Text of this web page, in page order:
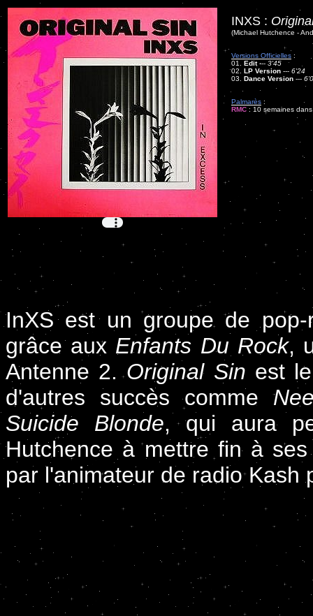
INXS :
(Michael Hutchence -
Versions Officielles :
01. Edit--- 3'45
02. LP Version --- 6'24
03.Dance Version ---
Palmarès :
RMC : 10 semaines
InXS est un groupe de
grâce aux Enfants Du Rock,
Antenne 2.Original Sin est
d'autres succès comme
Suicide Blonde, qui aura
Hutchence à mettre fin à
par l'animateur de radio Kash